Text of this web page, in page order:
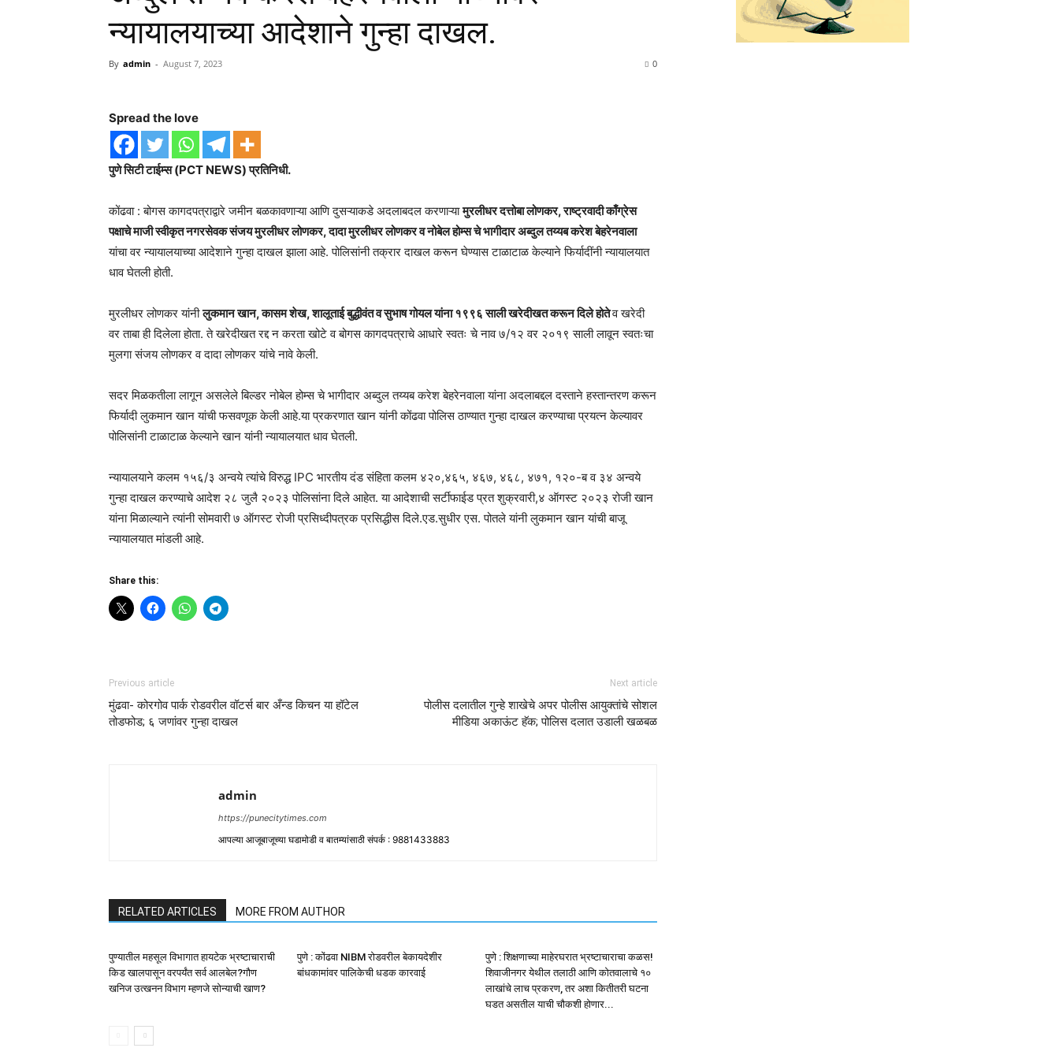
Times
न्यायालयाच्या आदेशाने गुन्हा दाखल.
By admin - August 7, 2023 0
Spread the love
पुणे सिटी टाईम्स (PCT NEWS) प्रतिनिधी.
कोंढवा : बोगस कागदपत्राद्वारे जमीन बळकावणाऱ्या आणि दुसऱ्याकडे अदलाबदल करणाऱ्यामुरलीधर दत्तोबा लोणकर, राष्ट्रवादी काँग्रेस
पक्षाचे माजी स्वीकृत नगरसेवक संजय मुरलीधर लोणकर, दादा मुरलीधर लोणकर व नोबेल होम्स चे भागीदार अब्दुल तय्यब करेश बेहरेनवाला
यांचा वर न्यायालयाच्या आदेशाने गुन्हा दाखल झाला आहे. पोलिसांनी तक्रार दाखल करून घेण्यास टाळाटाळ केल्याने फिर्यादींनी न्यायालयात
धाव घेतली होती.
मुरलीधर लोणकर यांनीलुकमान खान, कासम शेख, शालूताई बुद्धीवंत व सुभाष गोयल यांना १९९६ साली खरेदीखत करून दिले होतेव खरेदी
वर ताबा ही दिलेला होता. ते खरेदीखत रद्द न करता खोटे व बोगस कागदपत्राचे आधारे स्वतः चे नाव ७/१२ वर २०१९ साली लावून स्वतःचा
मुलगा संजय लोणकर व दादा लोणकर यांचे नावे केली.
सदर मिळकतीला लागून असलेले बिल्डर नोबेल होम्स चे भागीदार अब्दुल तय्यब करेश बेहरेनवाला यांना अदलाबद्दल दस्ताने हस्तान्तरण करून
फिर्यादी लुकमान खान यांची फसवणूक केली आहे.या प्रकरणात खान यांनी कोंढवा पोलिस ठाण्यात गुन्हा दाखल करण्याचा प्रयत्न केल्यावर
पोलिसांनी टाळाटाळ केल्याने खान यांनी न्यायालयात धाव घेतली.
न्यायालयाने कलम १५६/३ अन्वये त्यांचे विरुद्ध IPC भारतीय दंड संहिता कलम ४२०,४६५, ४६७, ४६८, ४७१, १२०-ब व ३४ अन्वये
गुन्हा दाखल करण्याचे आदेश २८ जुलै २०२३ पोलिसांना दिले आहेत. या आदेशाची सर्टीफाईड प्रत शुक्रवारी,४ ऑगस्ट २०२३ रोजी खान
यांना मिळाल्याने त्यांनी सोमवारी ७ ऑगस्ट रोजी प्रसिध्दीपत्रक प्रसिद्धीस दिले.एड.सुधीर एस. पोतले यांनी लुकमान खान यांची बाजू
न्यायालयात मांडली आहे.
Share this:
Previous article
मुंढवा- कोरगोव पार्क रोडवरील वॉटर्स बार अँन्ड किचन या हॉटेल
तोडफोड; ६ जणांवर गुन्हा दाखल
Next article
पोलीस दलातील गुन्हे शाखेचे अपर पोलीस आयुक्तांचे सोशल
मीडिया अकाऊंट हॅक; पोलिस दलात उडाली खळबळ
admin
https://punecitytimes.com
आपल्या आजूबाजूच्या घडामोडी व बातम्यांसाठी संपर्क : 9881433883
RELATED ARTICLES MORE FROM AUTHOR
पुण्यातील महसूल विभागात हायटेक भ्रष्टाचाराची
किड खालपासून वरपर्यंत सर्व आलबेल?गौण
खनिज उत्खनन विभाग म्हणजे सोन्याची खाण?
पुणे : कोंढवा NIBM रोडवरील बेकायदेशीर
बांधकामांवर पालिकेची धडक कारवाई
पुणे : शिक्षणाच्या माहेरघरात भ्रष्टाचाराचा कळस!
शिवाजीनगर येथील तलाठी आणि कोतवालाचे १०
लाखांचे लाच प्रकरण, तर अशा कितीतरी घटना
घडत असतील याची चौकशी होणार...